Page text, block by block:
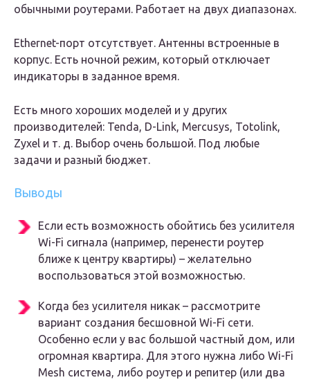
обычными роутерами. Работает на двух диапазонах.
Ethernet-порт отсутствует. Антенны встроенные в
корпус. Есть ночной режим, который отключает
индикаторы в заданное время.
Есть много хороших моделей и у других
производителей: Tenda, D-Link, Mercusys, Totolink,
Zyxel и т. д. Выбор очень большой. Под любые
задачи и разный бюджет.
Выводы
Если есть возможность обойтись без усилителя
Wi-Fi сигнала (например, перенести роутер
ближе к центру квартиры) – желательно
воспользоваться этой возможностью.
Когда без усилителя никак – рассмотрите
вариант создания бесшовной Wi-Fi сети.
Особенно если у вас большой частный дом, или
огромная квартира. Для этого нужна либо Wi-Fi
Mesh система, либо роутер и репитер (или два